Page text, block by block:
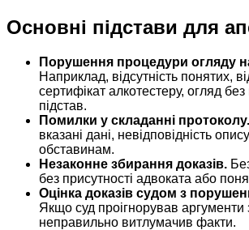
Основні підстави для
Порушення процедури огляду
Наприклад, відсутність понятих,
сертифікат алкотестеру, огляд
підстав.
Помилки у складанні протоколу.
вказані дані, невідповідність
обставинам.
Незаконне збирання доказів.
без присутності адвоката або
Оцінка доказів судом з
Якщо суд проігнорував аргументи
неправильно витлумачив факти.